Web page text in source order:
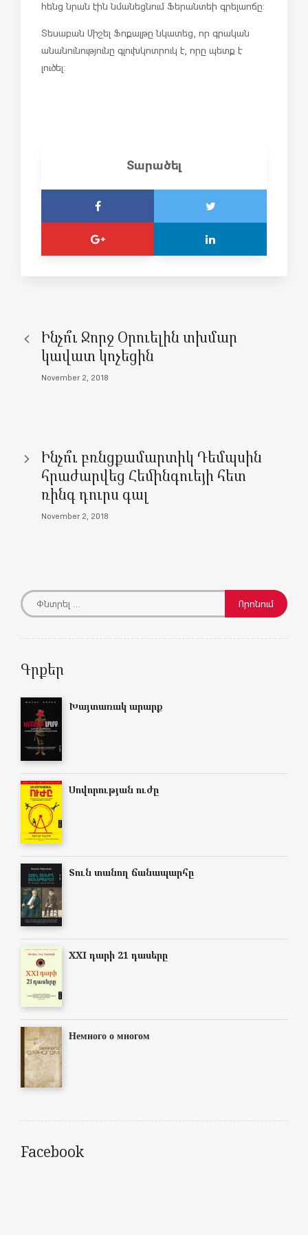
հենց նրան էին նմանեցնում Ֆերանտեի գրելաոճը:
Տեսաբան Միշել Ֆոքալթը նկատեց, որ գրական
անանունությունը գլուխկոտրուկ է, որը պետք է
լուծել:
Տարածել
Ինչո՞ւ Ջորջ Օրուելին տխմար
կավատ կոչեցին
November 2, 2018
Ինչո՞ւ բռնցքամարտիկ Դեմպսին
հրաժարվեց Հեմինգուեյի հետ
ռինգ դուրս գալ
November 2, 2018
Գրքեր
Խայտառակ արարք
Սովորության ուժը
Տուն տանող ճանապարհը
XXI դարի 21 դասերը
Немного о многом
Facebook